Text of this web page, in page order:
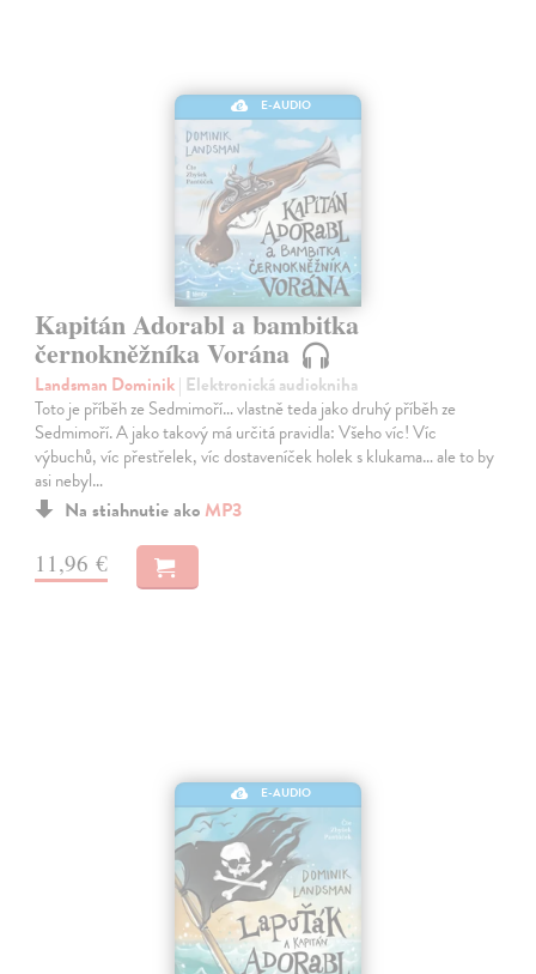
E-AUDIO
Kapitán Adorabl a bambitka
černokněžníka Vorána
Landsman Dominik| Elektronická audiokniha
Toto je příběh ze Sedmimoří… vlastně teda jako druhý příběh ze
Sedmimoří. A jako takový má určitá pravidla: Všeho víc! Víc
výbuchů, víc přestřelek, víc dostaveníček holek s klukama… ale to by
asi nebyl…
Na stiahnutie ako MP3
11,96 €
E-AUDIO